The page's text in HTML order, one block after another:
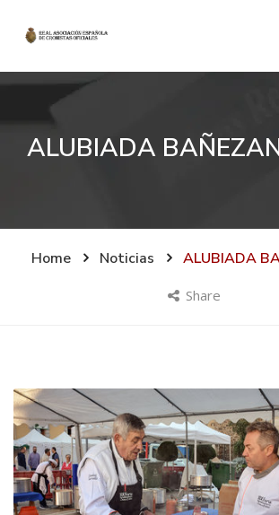
ALUBIADA
Home Noticias ALUBIADA
Share